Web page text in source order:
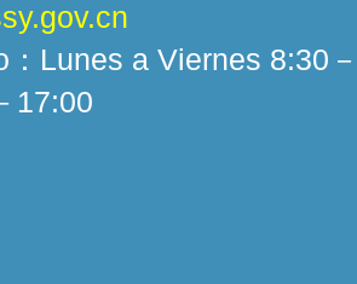
：Lunes a Viernes 8:30
17:00